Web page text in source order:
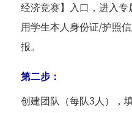
经济竞赛】入口，进入
用学生本人身份证/护照
报。
第二步：
创建团队（每队3人），